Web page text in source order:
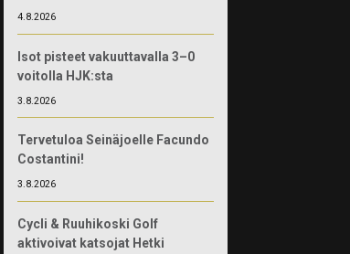
4.8.2026
Isot pisteet vakuuttavalla 3–0
voitolla HJK:sta
3.8.2026
Tervetuloa Seinäjoelle Facundo
Costantini!
3.8.2026
Cycli & Ruuhikoski Golf
aktivoivat katsojat Hetki